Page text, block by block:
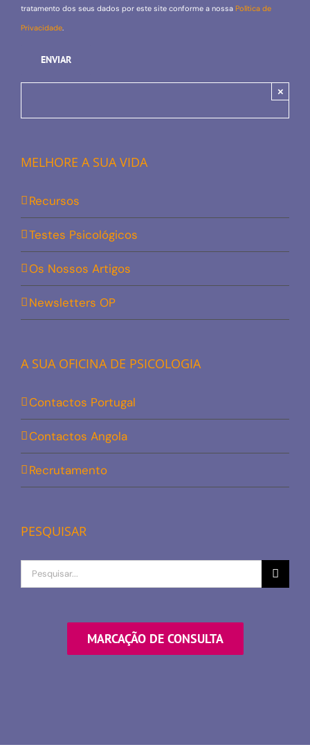
tratamento dos seus dados por este site conforme a nossa Política de
Privacidade
×
MELHORE A SUA VIDA
Recursos
Testes Psicológicos
Os Nossos Artigos
Newsletters OP
A SUA OFICINA DE PSICOLOGIA
Contactos Portugal
Contactos Angola
Recrutamento
PESQUISAR
Procurar
por
MARCAÇÃO DE CONSULTA